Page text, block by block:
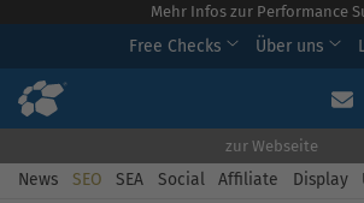
Mehr Infos zur Performance
Free Checks Über uns
zur Webseite
News SEO SEA Social Affiliate Display